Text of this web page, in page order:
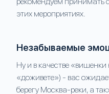
этих мероприятиях.
Незабываемые
Ну и в качестве
«доживете») - вас
берегу Москва-реки, а